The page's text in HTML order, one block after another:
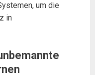
um die
in